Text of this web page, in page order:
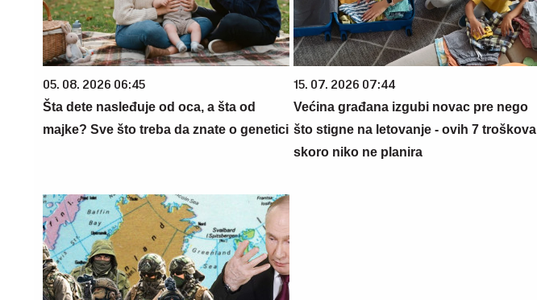
05. 08. 2026 06:45
Šta dete nasleđuje od oca, a šta od
majke? Sve što treba da znate o genetici
15. 07. 2026 07:44
Većina građana izgubi novac pre nego
što stigne na letovanje - ovih 7 troškova
skoro niko ne planira